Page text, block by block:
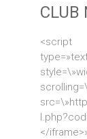
CLUB
<script
</